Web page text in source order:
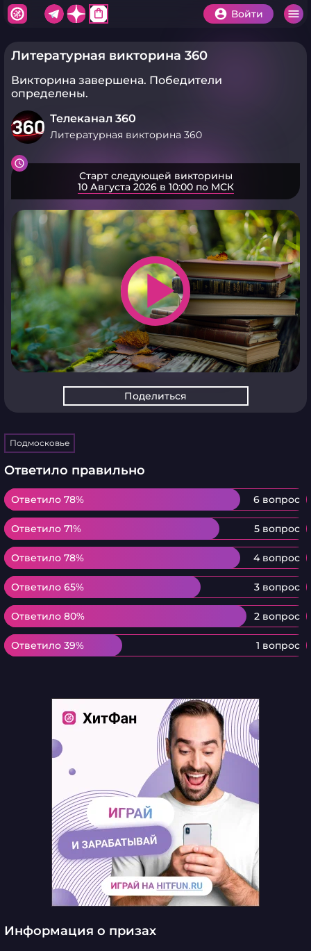
shopping_bag Войти
Литературная викторина 360
Викторина завершена. Победители
определены.
Телеканал 360
Литературная викторина 360
Старт следующей викторины
10 Августа 2026 в 10:00 по МСК
play_arrow
Поделиться
Подмосковье
Ответило правильно
Ответило 78% 6 вопрос
Ответило 78%
Ответило 71% 5 вопрос
Ответило 71%
Ответило 78% 4 вопрос
Ответило 78%
Ответило 65% 3 вопрос
Ответило 65%
Ответило 80% 2 вопрос
Ответило 80%
Ответило 39% 1 вопрос
Ответило 39%
Информация о призах